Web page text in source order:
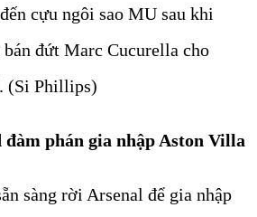
cựu ngôi sao MU sau khi
đứt Marc Cucurella cho
(Si Phillips)
phán gia nhập Aston Villa
sàng rời Arsenal để gia nhập